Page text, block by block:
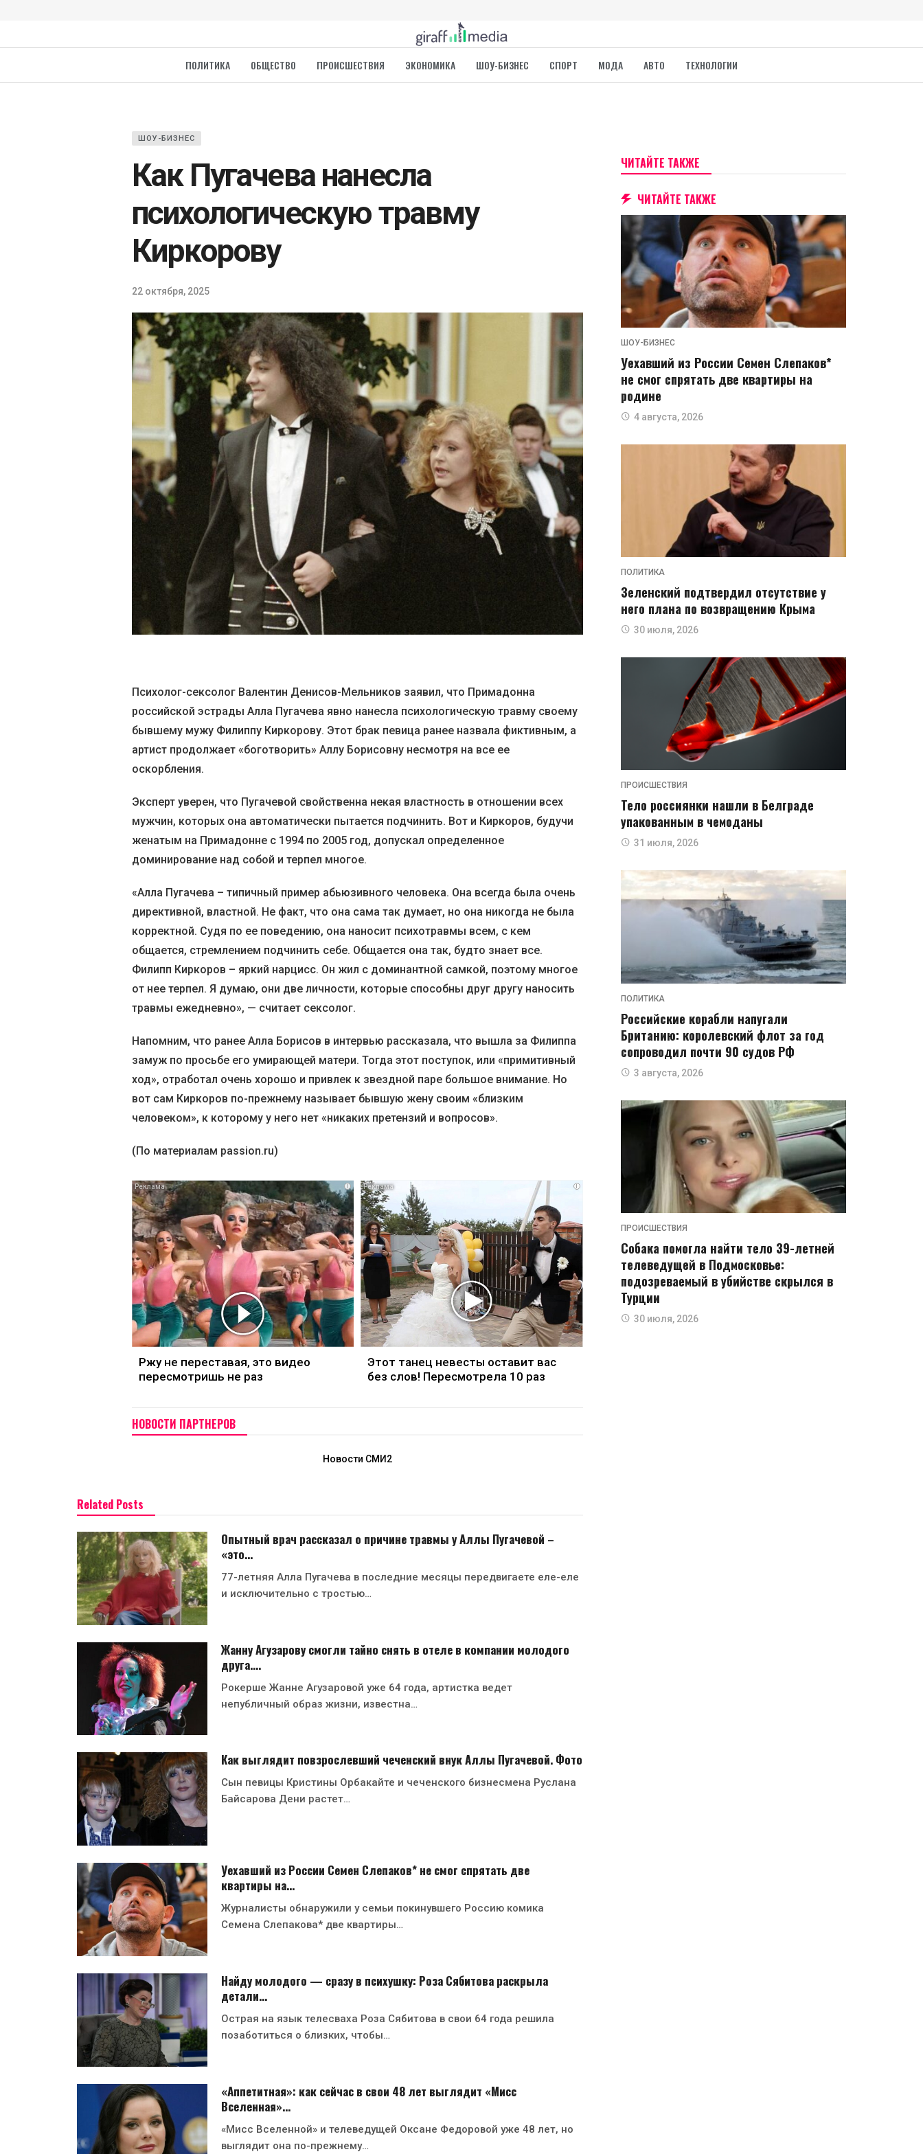
ПОЛИТИКА ОБЩЕСТВО ПРОИСШЕСТВИЯ ЭКОНОМИКА ШОУ-БИЗНЕС СПОРТ МОДА АВТО ТЕХНОЛОГИИ
ШОУ-БИЗНЕС
Как Пугачева нанесла
психологическую травму
Киркорову
22 октября, 2025
Психолог-сексолог Валентин Денисов-Мельников заявил, что Примадонна
российской эстрады Алла Пугачева явно нанесла психологическую травму своему
бывшему мужу Филиппу Киркорову. Этот брак певица ранее назвала фиктивным, а
артист продолжает «боготворить» Аллу Борисовну несмотря на все ее
оскорбления.
Эксперт уверен, что Пугачевой свойственна некая властность в отношении всех
мужчин, которых она автоматически пытается подчинить. Вот и Киркоров, будучи
женатым на Примадонне с 1994 по 2005 год, допускал определенное
доминирование над собой и терпел многое.
«Алла Пугачева – типичный пример абьюзивного человека. Она всегда была очень
директивной, властной. Не факт, что она сама так думает, но она никогда не была
корректной. Судя по ее поведению, она наносит психотравмы всем, с кем
общается, стремлением подчинить себе. Общается она так, будто знает все.
Филипп Киркоров – яркий нарцисс. Он жил с доминантной самкой, поэтому многое
от нее терпел. Я думаю, они две личности, которые способны друг другу наносить
травмы ежедневно», — считает сексолог.
Напомним, что ранее Алла Борисов в интервью рассказала, что вышла за Филиппа
замуж по просьбе его умирающей матери. Тогда этот поступок, или «примитивный
ход», отработал очень хорошо и привлек к звездной паре большое внимание. Но
вот сам Киркоров по-прежнему называет бывшую жену своим «близким
человеком», к которому у него нет «никаких претензий и вопросов».
(По материалам passion.ru)
i
Ржу не переставая, это видео
пересмотришь не раз
i
Этот танец невесты оставит вас
без слов! Пересмотрела 10 раз
НОВОСТИ ПАРТНЕРОВ
Новости СМИ2
Related Posts
Опытный врач рассказал о причине травмы у Аллы Пугачевой –
«это…
77-летняя Алла Пугачева в последние месяцы передвигаете еле-еле
и исключительно с тростью…
Жанну Агузарову смогли тайно снять в отеле в компании молодого
друга.…
Рокерше Жанне Агузаровой уже 64 года, артистка ведет
непубличный образ жизни, известна…
Как выглядит повзрослевший чеченский внук Аллы Пугачевой. Фото
Сын певицы Кристины Орбакайте и чеченского бизнесмена Руслана
Байсарова Дени растет…
Уехавший из России Семен Слепаков* не смог спрятать две
квартиры на…
Журналисты обнаружили у семьи покинувшего Россию комика
Семена Слепакова* две квартиры…
Найду молодого — сразу в психушку: Роза Сябитова раскрыла
детали…
Острая на язык телесваха Роза Сябитова в свои 64 года решила
позаботиться о близких, чтобы…
«Аппетитная»: как сейчас в свои 48 лет выглядит «Мисс
Вселенная»…
«Мисс Вселенной» и телеведущей Оксане Федоровой уже 48 лет, но
выглядит она по-прежнему…
ЧИТАЙТЕ ТАКЖЕ
ЧИТАЙТЕ ТАКЖЕ
ШОУ-БИЗНЕС
Уехавший из России Семен Слепаков*
не смог спрятать две квартиры на
родине
4 августа, 2026
ПОЛИТИКА
Зеленский подтвердил отсутствие у
него плана по возвращению Крыма
30 июля, 2026
ПРОИСШЕСТВИЯ
Тело россиянки нашли в Белграде
упакованным в чемоданы
31 июля, 2026
ПОЛИТИКА
Российские корабли напугали
Британию: королевский флот за год
сопроводил почти 90 судов РФ
3 августа, 2026
ПРОИСШЕСТВИЯ
Собака помогла найти тело 39-летней
телеведущей в Подмосковье:
подозреваемый в убийстве скрылся в
Турции
30 июля, 2026